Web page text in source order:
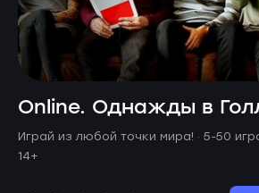
Online. Однажды в
Играй из любой точки мира! · 5-50
14+